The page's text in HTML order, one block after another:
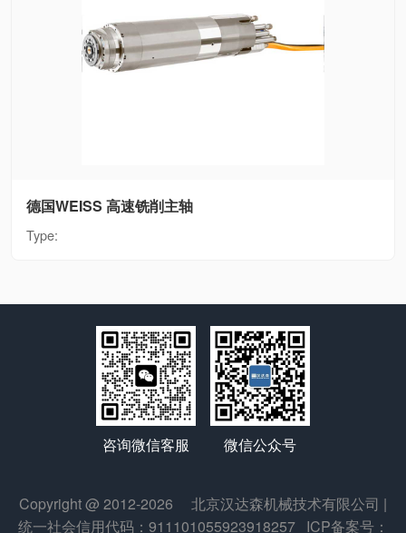
德国WEISS 高速铣削主轴
Type:
咨询微信客服 微信公众号
Copyright @ 2012-2026 北京汉达森机械技术有限公司 |
统一社会信用代码：911101055923918257 ICP备案号：